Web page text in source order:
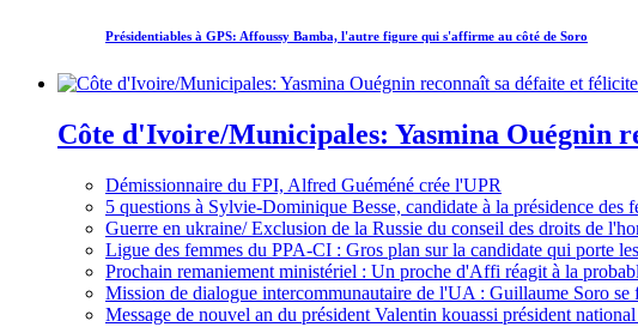
Présidentiables à GPS: Affoussy Bamba, l'autre figure qui s'affirme au côté de Soro
Côte d'Ivoire/Municipales: Yasmina Ouégnin
Démissionnaire du FPI, Alfred Guéméné crée l'UPR
5 questions à Sylvie-Dominique Besse, candidate à la présidence des
Guerre en ukraine/ Exclusion de la Russie du conseil des droits de
Ligue des femmes du PPA-CI : Gros plan sur la candidate qui porte
Prochain remaniement ministériel : Un proche d'Affi réagit à la
Mission de dialogue intercommunautaire de l'UA : Guillaume Soro
Message de nouvel an du président Valentin kouassi président